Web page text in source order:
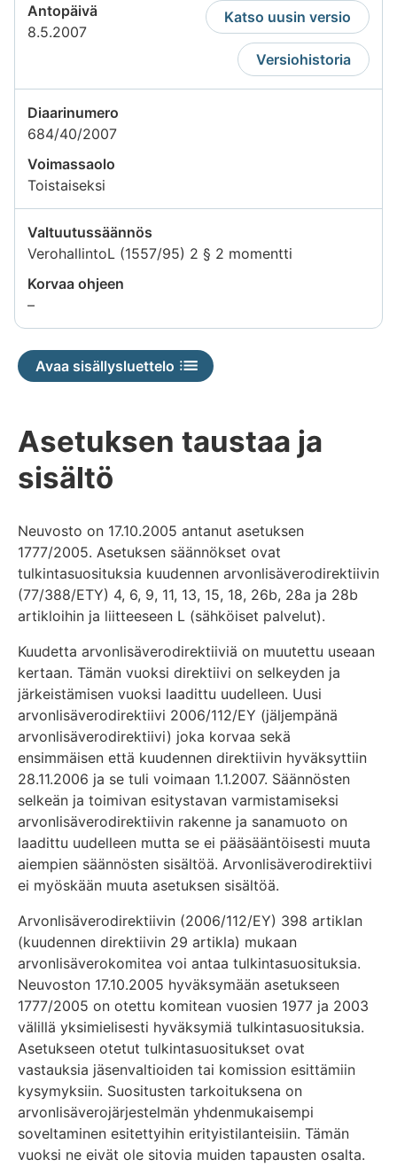
Antopäivä
8.5.2007
Katso uusin versio
Versiohistoria
Diaarinumero
684/40/2007
Voimassaolo
Toistaiseksi
Valtuutussäännös
VerohallintoL (1557/95) 2 § 2 momentti
Korvaa ohjeen
–Tietoa
ei
saatavilla
Avaa sisällysluettelo
Asetuksen taustaa ja
sisältö
Neuvosto on 17.10.2005 antanut asetuksen
1777/2005. Asetuksen säännökset ovat
tulkintasuosituksia kuudennen arvonlisäverodirektiivin
(77/388/ETY) 4, 6, 9, 11, 13, 15, 18, 26b, 28a ja 28b
artikloihin ja liitteeseen L (sähköiset palvelut).
Kuudetta arvonlisäverodirektiiviä on muutettu useaan
kertaan. Tämän vuoksi direktiivi on selkeyden ja
järkeistämisen vuoksi laadittu uudelleen. Uusi
arvonlisäverodirektiivi 2006/112/EY (jäljempänä
arvonlisäverodirektiivi) joka korvaa sekä
ensimmäisen että kuudennen direktiivin hyväksyttiin
28.11.2006 ja se tuli voimaan 1.1.2007. Säännösten
selkeän ja toimivan esitystavan varmistamiseksi
arvonlisäverodirektiivin rakenne ja sanamuoto on
laadittu uudelleen mutta se ei pääsääntöisesti muuta
aiempien säännösten sisältöä. Arvonlisäverodirektiivi
ei myöskään muuta asetuksen sisältöä.
Arvonlisäverodirektiivin (2006/112/EY) 398 artiklan
(kuudennen direktiivin 29 artikla) mukaan
arvonlisäverokomitea voi antaa tulkintasuosituksia.
Neuvoston 17.10.2005 hyväksymään asetukseen
1777/2005 on otettu komitean vuosien 1977 ja 2003
välillä yksimielisesti hyväksymiä tulkintasuosituksia.
Asetukseen otetut tulkintasuositukset ovat
vastauksia jäsenvaltioiden tai komission esittämiin
kysymyksiin. Suositusten tarkoituksena on
arvonlisäverojärjestelmän yhdenmukaisempi
soveltaminen esitettyihin erityistilanteisiin. Tämän
vuoksi ne eivät ole sitovia muiden tapausten osalta.